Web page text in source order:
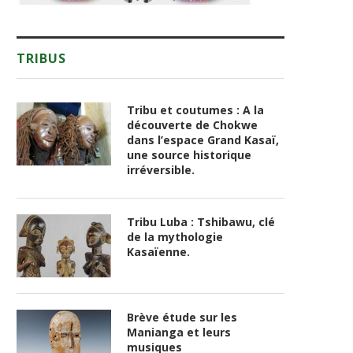
TRIBUS
Tribu et coutumes : A la
découverte de Chokwe
dans l’espace Grand Kasaï,
une source historique
irréversible.
Tribu Luba : Tshibawu, clé
de la mythologie
Kasaïenne.
Brève étude sur les
Manianga et leurs
musiques